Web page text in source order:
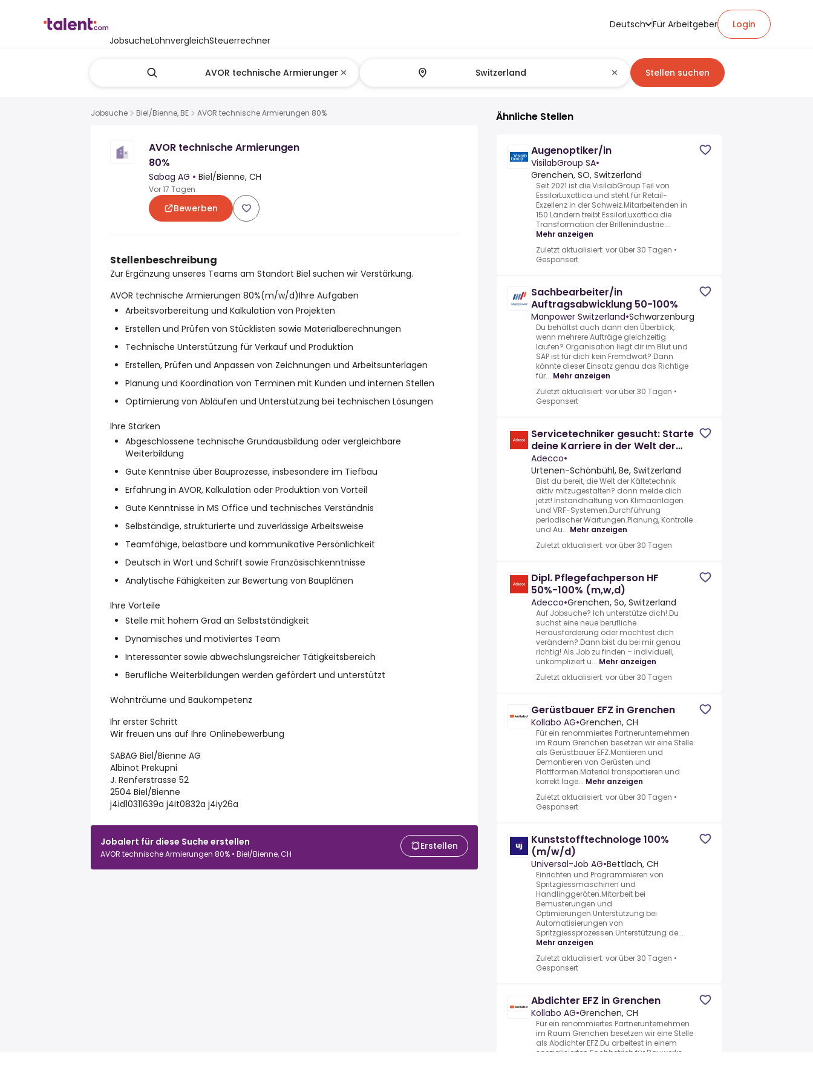
JobsucheLohnvergleichSteuerrechner
Deutsch Für Arbeitgeber Login
Stellen suchen
Jobsuche Biel/Bienne, BE AVOR technische Armierungen 80%
AVOR technische Armierungen
80%
Sabag AG • Biel/Bienne, CH
Vor 17 Tagen
Bewerben
Stellenbeschreibung
Zur Ergänzung unseres Teams am Standort Biel suchen wir Verstärkung.
AVOR technische Armierungen 80%(m/w/d)Ihre Aufgaben
Arbeitsvorbereitung und Kalkulation von Projekten
Erstellen und Prüfen von Stücklisten sowie Materialberechnungen
Technische Unterstützung für Verkauf und Produktion
Erstellen, Prüfen und Anpassen von Zeichnungen und Arbeitsunterlagen
Planung und Koordination von Terminen mit Kunden und internen Stellen
Optimierung von Abläufen und Unterstützung bei technischen Lösungen
Ihre Stärken
Abgeschlossene technische Grundausbildung oder vergleichbare
Weiterbildung
Gute Kenntnise über Bauprozesse, insbesondere im Tiefbau
Erfahrung in AVOR, Kalkulation oder Produktion von Vorteil
Gute Kenntnisse in MS Office und technisches Verständnis
Selbständige, strukturierte und zuverlässige Arbeitsweise
Teamfähige, belastbare und kommunikative Persönlichkeit
Deutsch in Wort und Schrift sowie Französischkenntnisse
Analytische Fähigkeiten zur Bewertung von Bauplänen
Ihre Vorteile
Stelle mit hohem Grad an Selbstständigkeit
Dynamisches und motiviertes Team
Interessanter sowie abwechslungsreicher Tätigkeitsbereich
Berufliche Weiterbildungen werden gefördert und unterstützt
Wohnträume und Baukompetenz
Ihr erster Schritt
Wir freuen uns auf Ihre Onlinebewerbung
SABAG Biel/Bienne AG
Albinot Prekupni
J. Renferstrasse 52
2504 Biel/Bienne
j4id10311639a j4it0832a j4iy26a
Jobalert für diese Suche erstellen
AVOR technische Armierungen 80% • Biel/Bienne, CH
Erstellen
Ähnliche Stellen
Augenoptiker/in
VisilabGroup SA•
Grenchen, SO, Switzerland
Seit 2021 ist die VisilabGroup Teil von
EssilorLuxottica und steht für Retail-
Exzellenz in der Schweiz.Mitarbeitenden in
150 Ländern treibt EssilorLuxottica die
Transformation der Brillenindustrie ...
Mehr anzeigen
Zuletzt aktualisiert: vor über 30 Tagen •
Gesponsert
Sachbearbeiter/in
Auftragsabwicklung 50-100%
Manpower Switzerland•Schwarzenburg
Du behältst auch dann den Überblick,
wenn mehrere Aufträge gleichzeitig
laufen? Organisation liegt dir im Blut und
SAP ist für dich kein Fremdwort? Dann
könnte dieser Einsatz genau das Richtige
für... Mehr anzeigen
Zuletzt aktualisiert: vor über 30 Tagen •
Gesponsert
Servicetechniker gesucht: Starte
deine Karriere in der Welt der
Klimaanlagen! (m/w/d) 100%
Adecco•
Urtenen-Schönbühl, Be, Switzerland
Bist du bereit, die Welt der Kältetechnik
aktiv mitzugestalten? dann melde dich
jetzt!.Instandhaltung von Klimaanlagen
und VRF-Systemen.Durchführung
periodischer Wartungen.Planung, Kontrolle
und Au... Mehr anzeigen
Zuletzt aktualisiert: vor über 30 Tagen
Dipl. Pflegefachperson HF
50%-100% (m,w,d)
Adecco•Grenchen, So, Switzerland
Auf Jobsuche? Ich unterstütze dich!.Du
suchst eine neue berufliche
Herausforderung oder möchtest dich
verändern?.Dann bist du bei mir genau
richtig! Als.Job zu finden – individuell,
unkompliziert u... Mehr anzeigen
Zuletzt aktualisiert: vor über 30 Tagen
Gerüstbauer EFZ in Grenchen
Kollabo AG•Grenchen, CH
Für ein renommiertes Partnerunternehmen
im Raum Grenchen besetzen wir eine Stelle
als Gerüstbauer EFZ.Montieren und
Demontieren von Gerüsten und
Plattformen.Material transportieren und
korrekt lage... Mehr anzeigen
Zuletzt aktualisiert: vor über 30 Tagen •
Gesponsert
Kunststofftechnologe 100%
(m/w/d)
Universal-Job AG•Bettlach, CH
Einrichten und Programmieren von
Spritzgiessmaschinen und
Handlinggeräten.Mitarbeit bei
Bemusterungen und
Optimierungen.Unterstützung bei
Automatisierungen von
Spritzgiessprozessen.Unterstützung de...
Mehr anzeigen
Zuletzt aktualisiert: vor über 30 Tagen •
Gesponsert
Abdichter EFZ in Grenchen
Kollabo AG•Grenchen, CH
Für ein renommiertes Partnerunternehmen
im Raum Grenchen besetzen wir eine Stelle
als Abdichter EFZ.Du arbeitest in einem
spezialisierten Fachbetrieb für Bauwerks-